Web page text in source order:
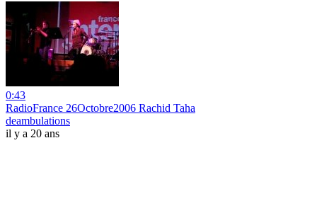
0:43
RadioFrance 26Octobre2006 Rachid Taha
deambulations
il y a 20 ans